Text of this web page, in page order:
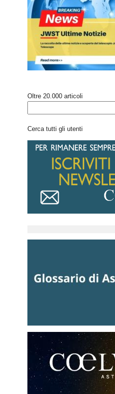
Oltre 20.000 articoli
Cerca tutti gli utenti